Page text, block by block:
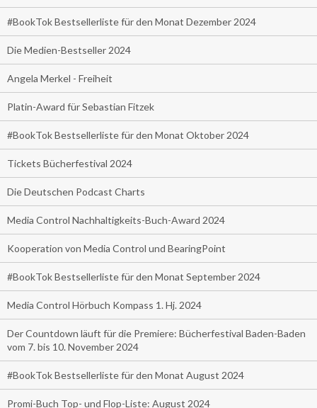
#BookTok Bestsellerliste für den Monat Dezember 2024
Die Medien-Bestseller 2024
Angela Merkel - Freiheit
Platin-Award für Sebastian Fitzek
#BookTok Bestsellerliste für den Monat Oktober 2024
Tickets Bücherfestival 2024
Die Deutschen Podcast Charts
Media Control Nachhaltigkeits-Buch-Award 2024
Kooperation von Media Control und BearingPoint
#BookTok Bestsellerliste für den Monat September 2024
Media Control Hörbuch Kompass 1. Hj. 2024
Der Countdown läuft für die Premiere: Bücherfestival Baden-Baden
vom 7. bis 10. November 2024
#BookTok Bestsellerliste für den Monat August 2024
Promi-Buch Top- und Flop-Liste: August 2024